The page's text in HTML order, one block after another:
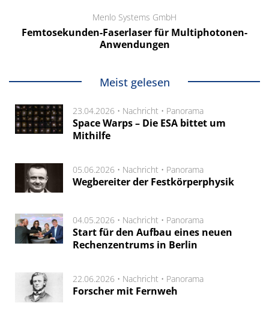
Menlo Systems GmbH
Femtosekunden-Faserlaser für Multiphotonen-
Anwendungen
Meist gelesen
23.04.2026 • Nachricht • Panorama
Space Warps – Die ESA bittet um
Mithilfe
05.06.2026 • Nachricht • Panorama
Wegbereiter der Festkörperphysik
04.05.2026 • Nachricht • Panorama
Start für den Aufbau eines neuen
Rechenzentrums in Berlin
22.06.2026 • Nachricht • Panorama
Forscher mit Fernweh